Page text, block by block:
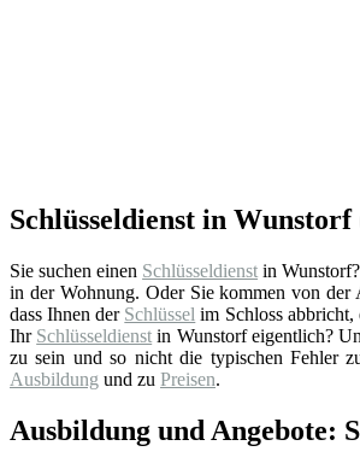
Schlüsseldienst in
Sie suchen einen Schlüsseldienst in
in der Wohnung. Oder Sie kommen von der
dass Ihnen der Schlüssel im Schloss
Ihr Schlüsseldienst in Wunstorf eigentlich?
zu sein und so nicht die typischen Fehler
Ausbildung und zu Preisen.
Ausbildung und Angebote: